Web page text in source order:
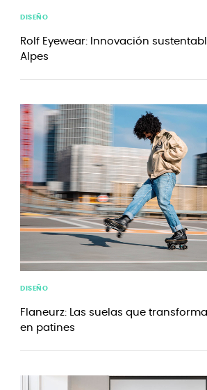
DISEÑO
Rolf Eyewear: Innovación
Alpes
DISEÑO
Flaneurz: Las suelas que
en patines